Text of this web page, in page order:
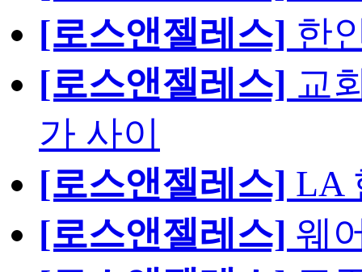
[로스앤젤레스] 한
[로스앤젤레스] 교
가 사이
[로스앤젤레스] LA
[로스앤젤레스] 웨